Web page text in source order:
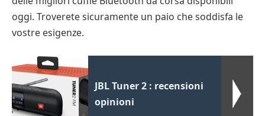
oggi. Troverete sicuramente un paio che soddisfa le
vostre esigenze.
JBL Tuner 2 : recensioni
opinioni